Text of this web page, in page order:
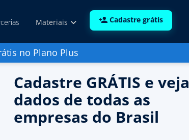
Materiais Cadastre grátis
no Plano Plus
Cadastre GRÁTIS e veja
dados de todas as
empresas do Brasil